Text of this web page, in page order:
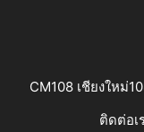
CM108 เชียงใหม่
ติดต่อเ